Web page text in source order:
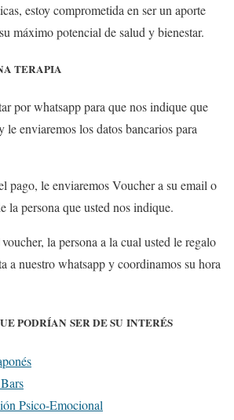
estoy comprometida en ser un aporte
máximo potencial de salud y bienestar.
TERAPIA
por whatsapp para que nos indique que
le enviaremos los datos bancarios para
pago, le enviaremos Voucher a su email o
la persona que usted nos indique.
la persona a la cual usted le regalo
a nuestro whatsapp y coordinamos su hora
PODRÍAN SER DE SU INTERÉS
Psico-Emocional